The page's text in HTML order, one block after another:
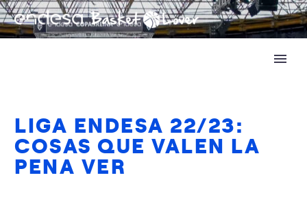
LIGA ENDESA 22/23:
COSAS QUE VALEN LA
PENA VER